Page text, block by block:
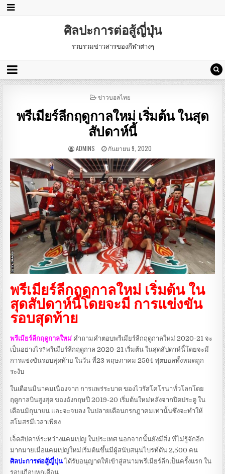
ศิลปะการต่อสู้ญี่ปุ่น
รวบรวมข่าวสารของกีฬาต่างๆ
POSTED
ข่าวบอลไทย
พรีเมียร์ลีกฤดูกาลใหม่ เริ่มต้น ในสุด
สัปดาห์นี้
ADMINS กันยายน 9, 2020
พรีเมียร์ลีกฤดูกาลใหม่ เริ่มต้น ใน
สุดสัปดาห์นี้โดยจะมี การแข่งขัน
รอบสุดท้าย
พรีเมียร์ลีกฤดูกาลใหม่ คำถามคำตอบพรีเมียร์ลีกฤดูกาลใหม่ 2020-21 จะ
เป็นอย่างไร?พรีเมียร์ลีกฤดูกาล 2020-21 เริ่มต้น ในสุดสัปดาห์นี้โดยจะมี
การแข่งขันรอบสุดท้าย ในวัน ที่23 พฤษภาคม 2564 ฟุตบอลทั้งหมดถูก
ระงับ
ในเดือนมีนาคมเนื่องจาก การแพร่ระบาด ของไวรัสโคโรนาทั่วโลกโดย
ฤดูกาลบินสูงสุด ของอังกฤษปี 2019-20 เริ่มต้นใหม่หลังจากปิดประตู ใน
เดือนมิถุนายน และจะจบลง ในปลายเดือนกรกฎาคมเท่านั้นซึ่งจะทำให้
สโมสรมีเวลาเพียง
เจ็ดสัปดาห์ระหว่างแคมเปญ ในประเทศ นอกจากนั้นยังมีสิ่ง ที่ไม่รู้จักอีก
มากมายเมื่อแคมเปญใหม่เริ่มต้นขึ้นมีผู้สนับสนุนไบรท์ตัน 2,500 คน
ศิลปะการต่อสู้ญี่ปุ่นได้รับอนุญาตให้เข้าสู่สนามพรีเมียร์ลีกเป็นครั้งแรก ใน
รอบเกือบหกเดือน